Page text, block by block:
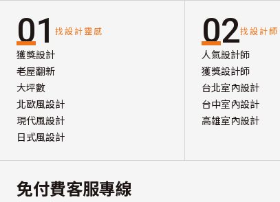
01 找設計靈感
獲獎設計
老屋翻新
大坪數
北歐風設計
現代風設計
日式風設計
02找設計師
人氣設計師
獲獎設計師
台北室內設計
台中室內設計
高雄室內設計
免付費客服專線